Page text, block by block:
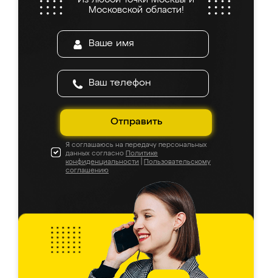
Московской области!
Отправить
Я соглашаюсь на передачу персональных
данных согласно Политике
конфиденциальности
Пользовательскому
соглашению